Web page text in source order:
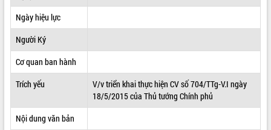
THÔNG TIN CHỈ ĐẠO ĐIỀU HÀNH
HỆ THỐNG VĂN BẢN
VĂN BẢN HĐND TỈNH
ĐIỂM TIN VĂN BẢN
Ngày hiệu lực
Người Ký
Cơ quan ban hành
Trích yếu
V/v triển khai thực hiện CV số 704/TTg-V.I ngày
18/5/2015 của Thủ tướng Chính phủ
Nội dung văn bản